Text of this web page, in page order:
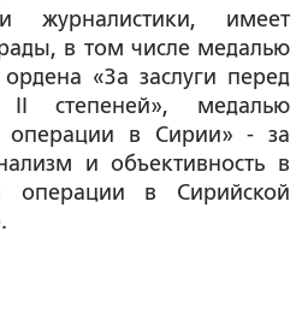
журналистики, имеет
в том числе медалью
«За заслуги перед
степеней», медалью
операции в Сирии» - за
и объективность в
операции в Сирийской